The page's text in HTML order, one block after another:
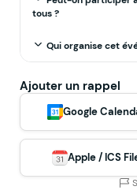
tous ?
Qui organise cet
Ajouter un rappel
Google
Apple / ICS